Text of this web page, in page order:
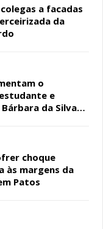
a facadas
da
o
e
da Silva
choque
às margens da
Patos